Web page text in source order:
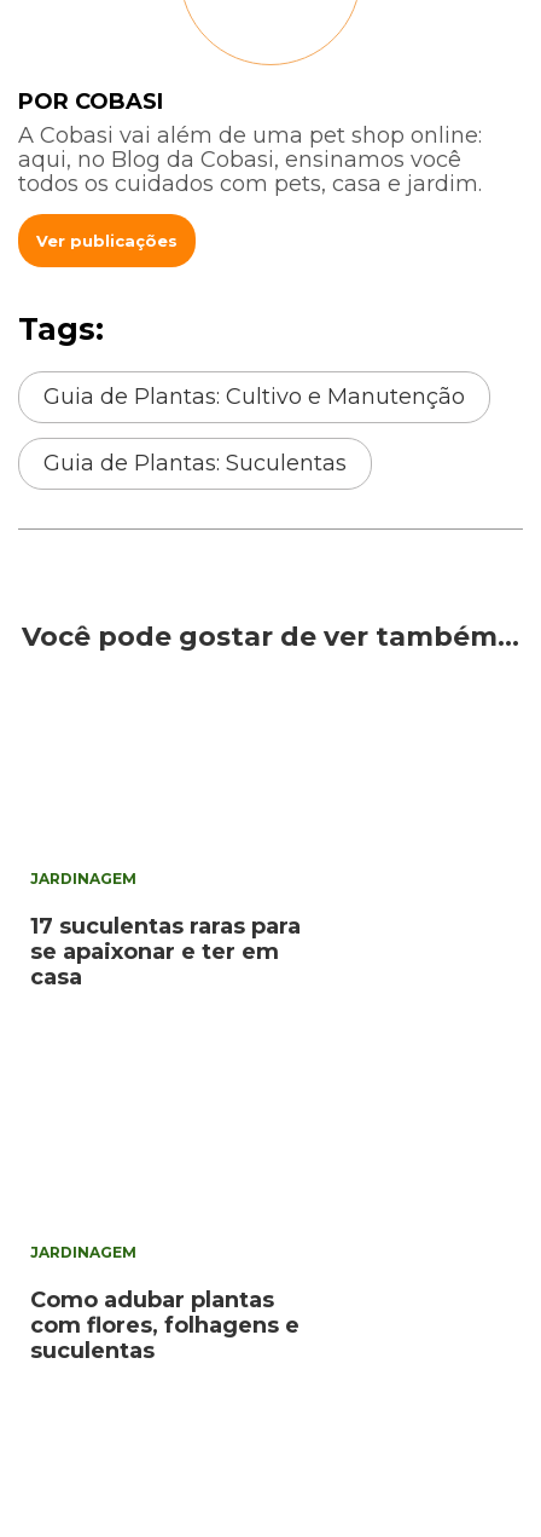
POR COBASI
A Cobasi vai além de uma pet shop online:
aqui, no Blog da Cobasi, ensinamos você
todos os cuidados com pets, casa e jardim.
Ver publicações
Tags:
Guia de Plantas: Cultivo e Manutenção
Guia de Plantas: Suculentas
Você pode gostar de ver também…
JARDINAGEM
17 suculentas raras para
se apaixonar e ter em
casa
JARDINAGEM
Como adubar plantas
com flores, folhagens e
suculentas